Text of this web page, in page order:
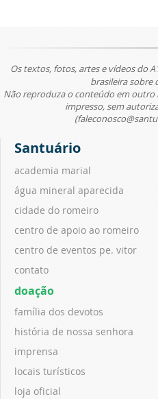
Os textos, fotos, artes e vídeos do
brasileira sobre
Não reproduza o conteúdo em
impresso, sem
Santuário
academia marial
água mineral aparecida
cidade do romeiro
centro de apoio ao romeiro
centro de eventos pe. vitor
contato
doação
família dos devotos
história de nossa senhora
imprensa
locais turísticos
loja oficial